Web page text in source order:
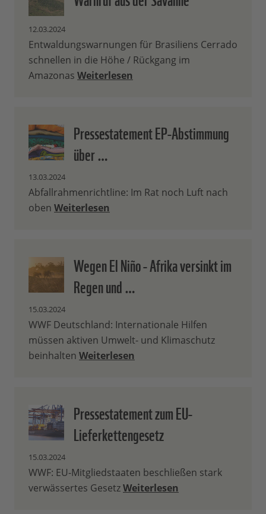
12.03.2024
Entwaldungswarnungen für Brasiliens Cerrado
schnellen in die Höhe / Rückgang im
Amazonas Weiterlesen
Pressestatement EP-Abstimmung
über …
13.03.2024
Abfallrahmenrichtline: Im Rat noch Luft nach
oben Weiterlesen
Wegen El Niño - Afrika versinkt im
Regen und …
15.03.2024
WWF Deutschland: Internationale Hilfen
müssen aktiven Umwelt- und Klimaschutz
beinhalten Weiterlesen
Pressestatement zum EU-
Lieferkettengesetz
15.03.2024
WWF: EU-Mitgliedstaaten beschließen stark
verwässertes GesetzWeiterlesen